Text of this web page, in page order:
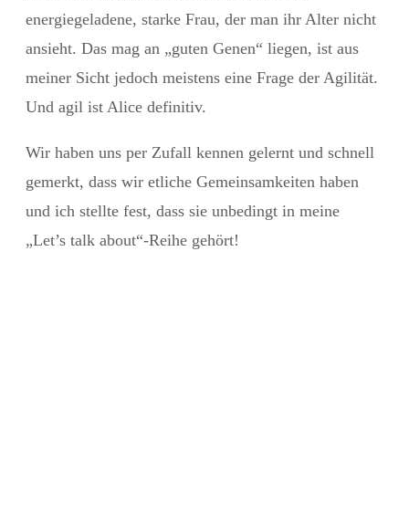
energiegeladene, starke Frau, der man ihr Alter nicht
ansieht. Das mag an „guten Genen“ liegen, ist aus
meiner Sicht jedoch meistens eine Frage der Agilität.
Und agil ist Alice definitiv.
Wir haben uns per Zufall kennen gelernt und schnell
gemerkt, dass wir etliche Gemeinsamkeiten haben
und ich stellte fest, dass sie unbedingt in meine
„Let’s talk about“-Reihe gehört!